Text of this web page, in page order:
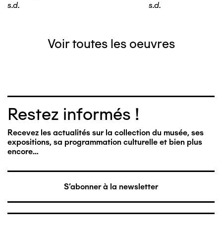
s.d.
s.d.
Voir toutes les oeuvres
Restez informés !
Recevez les actualités sur la collection du musée, ses
expositions, sa programmation culturelle et bien plus
encore…
S'abonner à la newsletter